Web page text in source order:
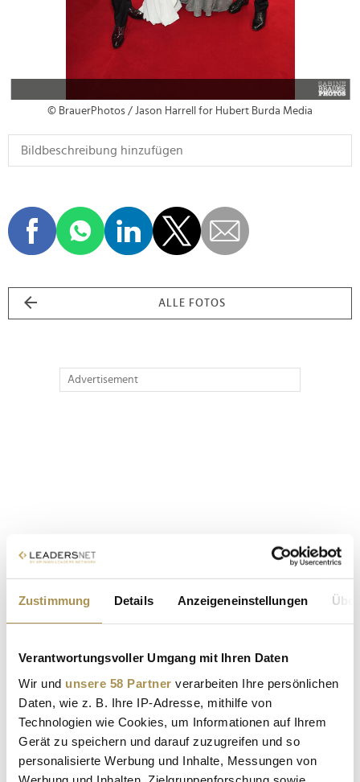
Zustimmung Details Anzeigeneinstellungen
Verantwortungsvoller Umgang mit Ihren Daten
Wir und unsere 58 Partner verarbeiten Ihre persönlichen
Daten, wie z. B. Ihre IP-Adresse, mithilfe von
Technologien wie Cookies, um Informationen auf Ihrem
Gerät zu speichern und darauf zuzugreifen und so
personalisierte Werbung und Inhalte, Messungen von
© BrauerPhotos / Jason Harrell for Hubert Burda Media
ALLE FOTOS
Advertisement